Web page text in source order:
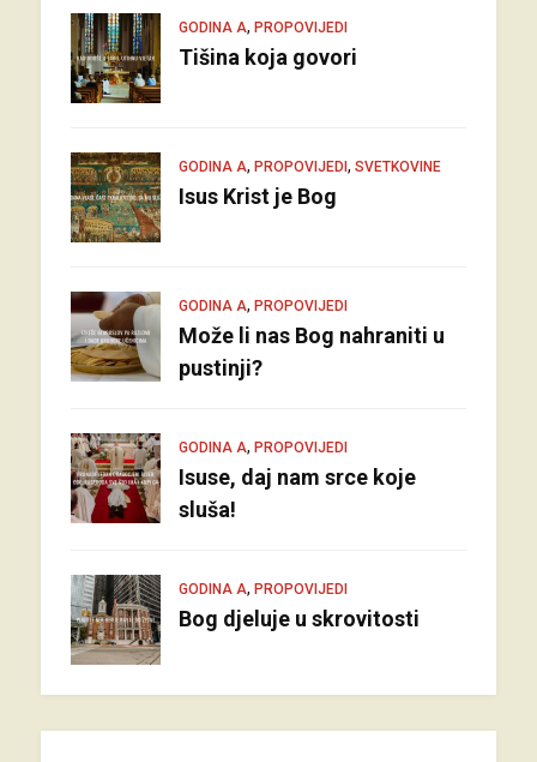
GODINA A, PROPOVIJEDI
Tišina koja govori
GODINA A, PROPOVIJEDI , SVETKOVINE
Isus Krist je Bog
GODINA A, PROPOVIJEDI
Može li nas Bog nahraniti u
pustinji?
GODINA A, PROPOVIJEDI
Isuse, daj nam srce koje
sluša!
GODINA A, PROPOVIJEDI
Bog djeluje u skrovitosti